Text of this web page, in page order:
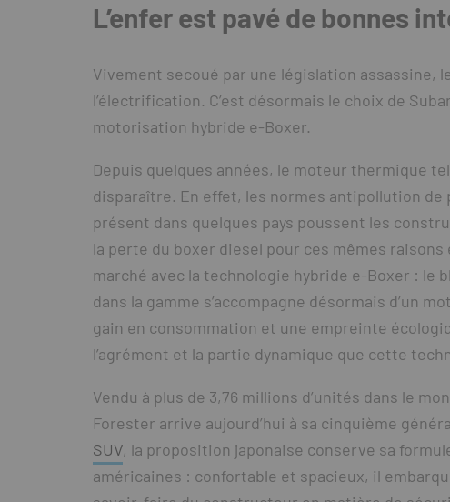
L’enfer est pavé de bonnes
Vivement secoué par une législation assassine,
l’électrification. C’est désormais le choix de
motorisation hybride e-Boxer.
Depuis quelques années, le moteur thermique
disparaître. En effet, les normes antipollution de
présent dans quelques pays poussent les
la perte du boxer diesel pour ces mêmes
marché avec la technologie hybride e-Boxer : le
dans la gamme s’accompagne désormais d’un
gain en consommation et une empreinte
l’agrément et la partie dynamique que cette
Vendu à plus de 3,76 millions d’unités dans le
Forester arrive aujourd’hui à sa cinquième
SUV, la proposition japonaise conserve sa
américaines : confortable et spacieux, il